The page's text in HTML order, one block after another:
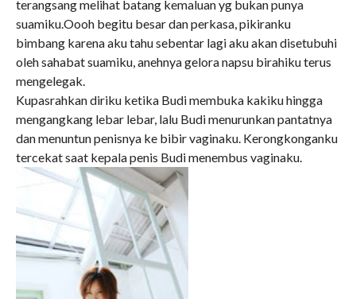
terangsang melihat batang kemaluan yg bukan punya
suamiku.Oooh begitu besar dan perkasa, pikiranku
bimbang karena aku tahu sebentar lagi aku akan disetubuhi
oleh sahabat suamiku, anehnya gelora napsu birahiku terus
mengelegak.
Kupasrahkan diriku ketika Budi membuka kakiku hingga
mengangkang lebar lebar, lalu Budi menurunkan pantatnya
dan menuntun penisnya ke bibir vaginaku. Kerongkonganku
tercekat saat kepala penis Budi menembus vaginaku.